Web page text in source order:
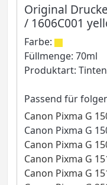
Original
/ 1606C001
Farbe:
Füllmenge: 70ml
Produktart:
Passend für
Canon Pixma G
Canon Pixma G
Canon Pixma G
Canon Pixma G
Canon Pixma G